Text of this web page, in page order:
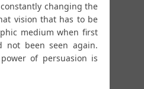
changing the
vision that has to be
medium when first
not been seen again.
of persuasion is